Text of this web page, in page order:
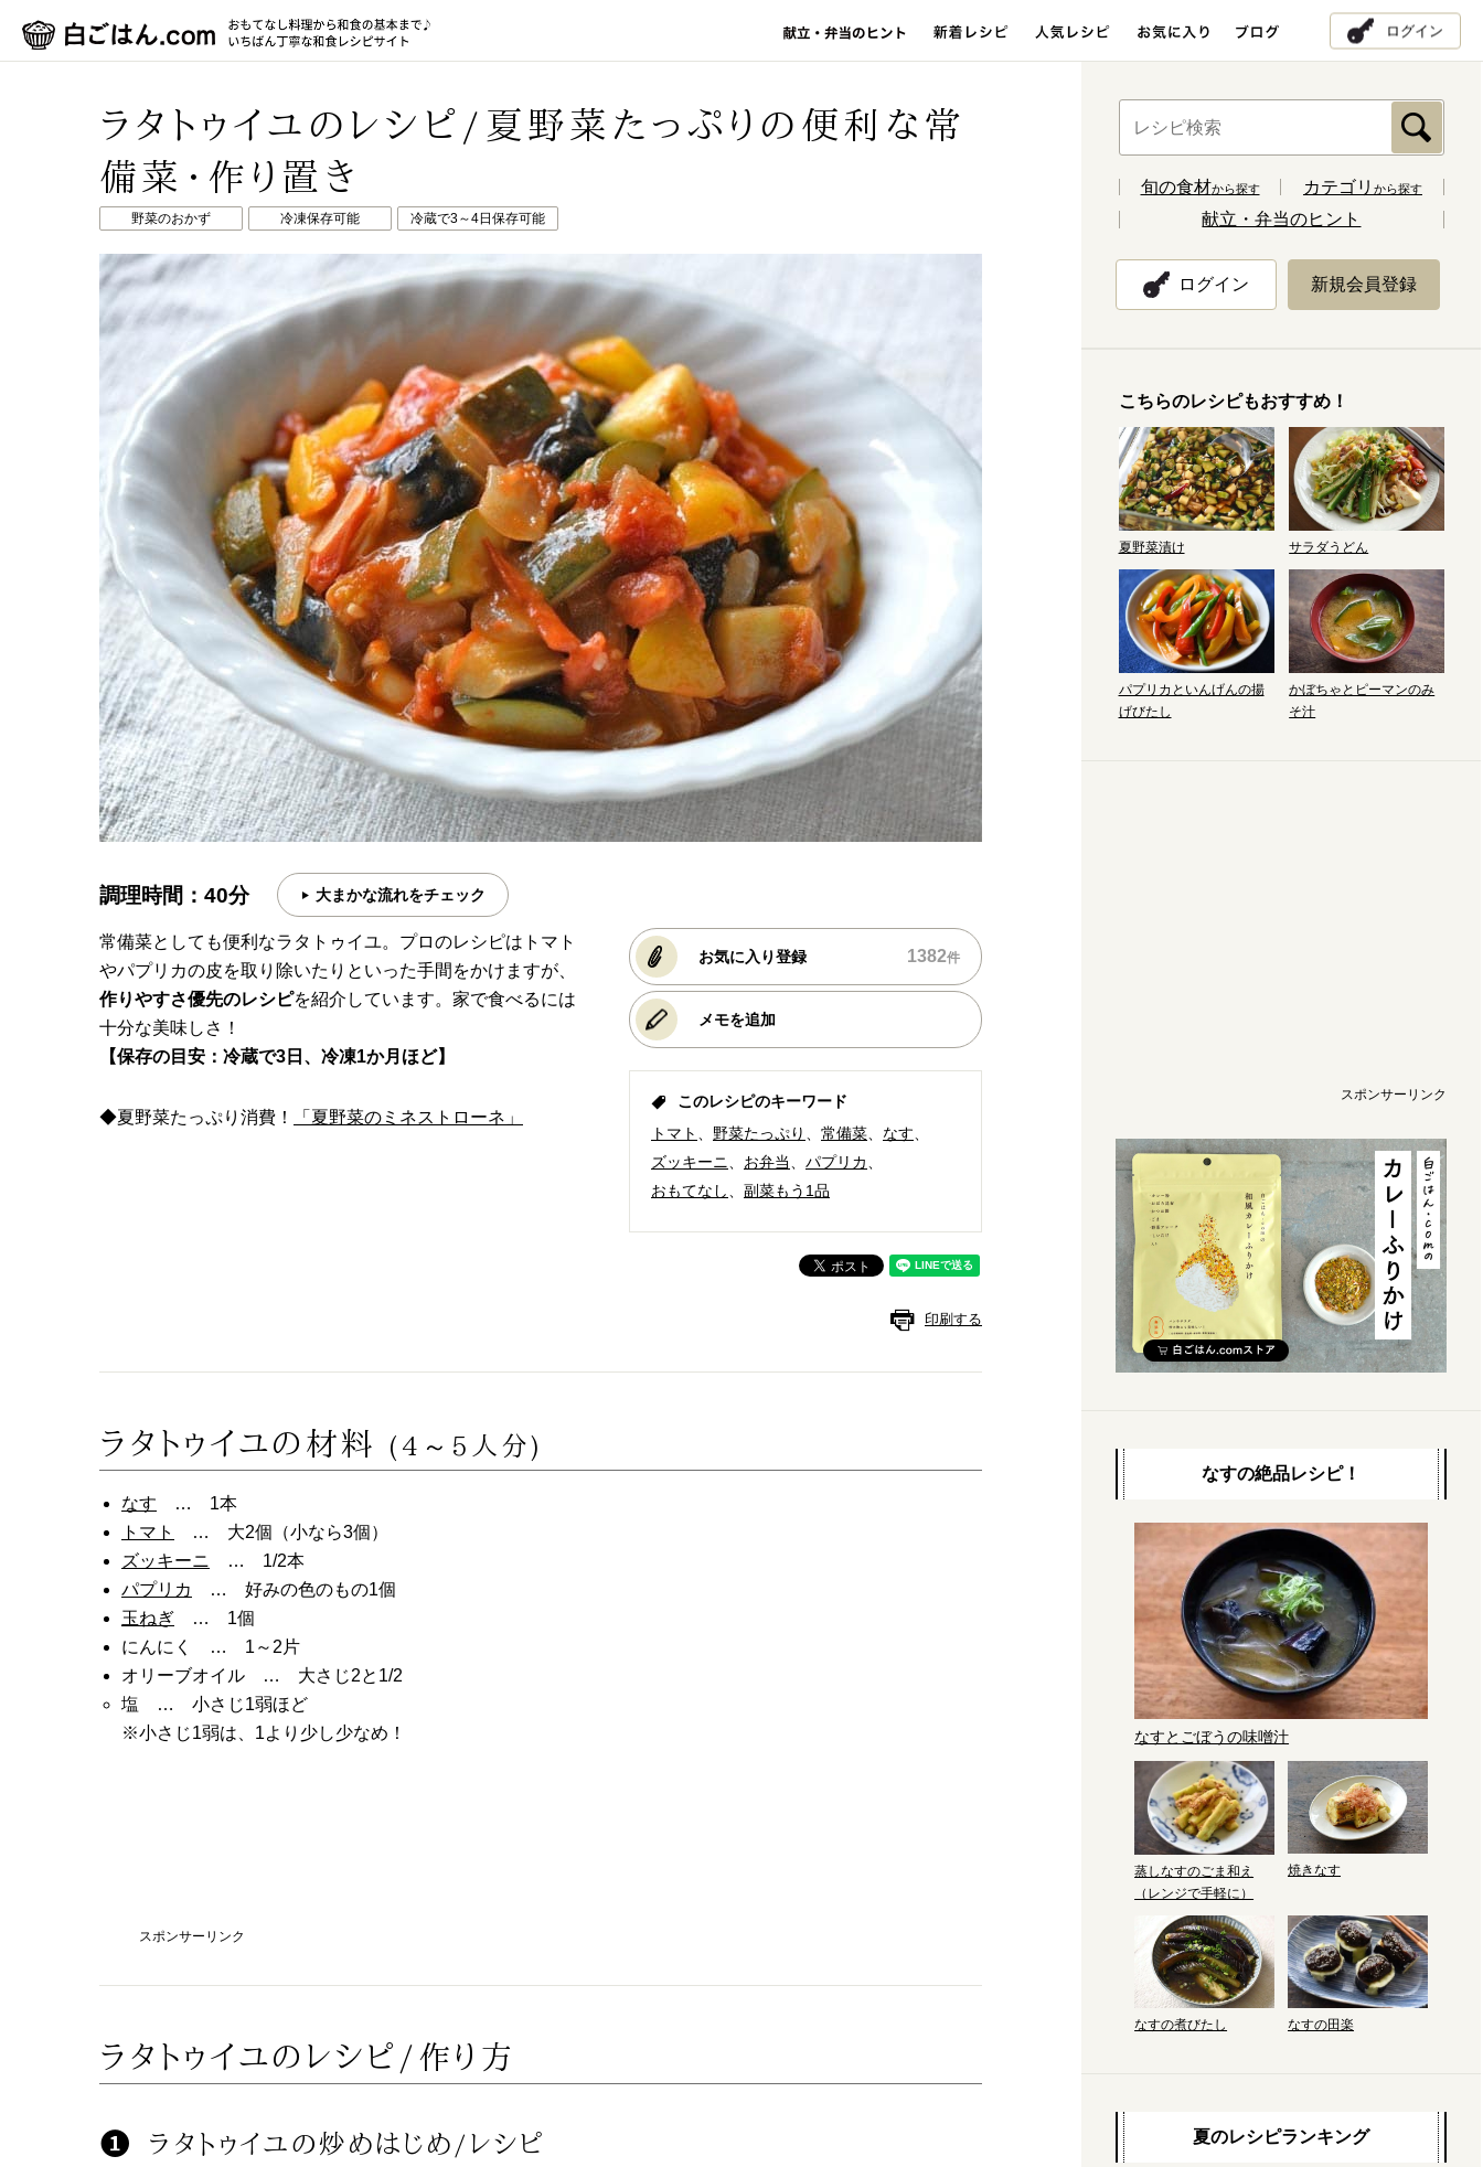
ログイン
ラタトゥイユのレシピ/夏野菜たっぷりの便利な常
備菜・作り置き
野菜のおかず 冷凍保存可能 冷蔵で3～4日保存可能
調理時間：40分 大まかな流れをチェック
常備菜としても便利なラタトゥイユ。プロのレシピはトマト
やパプリカの皮を取り除いたりといった手間をかけますが、
作りやすさ優先のレシピを紹介しています。家で食べるには
十分な美味しさ！
【保存の目安：冷蔵で3日、冷凍1か月ほど】
◆夏野菜たっぷり消費！ 「夏野菜のミネストローネ」
お気に入り登録 1382件
メモを追加
このレシピのキーワード
トマト
野菜たっぷり 常備菜
なす
ズッキーニ
お弁当
パプリカ
おもてなし
副菜もう1品
印刷する
ラタトゥイユの材料 (4～5人分)
なす … 1本
トマト
… 大2個（小なら3個）
ズッキーニ … 1/2本
パプリカ
… 好みの色のもの1個
玉ねぎ … 1個
にんにく … 1～2片
オリーブオイル … 大さじ2と1/2
塩 … 小さじ1弱ほど
※小さじ1弱は、1より少し少なめ！
スポンサーリンク
ラタトゥイユのレシピ/作り方
ラタトゥイユの炒めはじめ/レシピ
旬の食材から探す カテゴリ から探す
献立・弁当のヒント
ログイン 新規会員登録
こちらのレシピもおすすめ！
夏野菜漬け サラダうどん
パプリカといんげんの揚
げびたし
かぼちゃとピーマンのみ
そ汁
スポンサーリンク
なすの絶品レシピ！
なすとごぼうの味噌汁
蒸しなすのごま和え
（レンジで手軽に）
焼きなす
なすの煮びたし なすの田楽
夏のレシピランキング